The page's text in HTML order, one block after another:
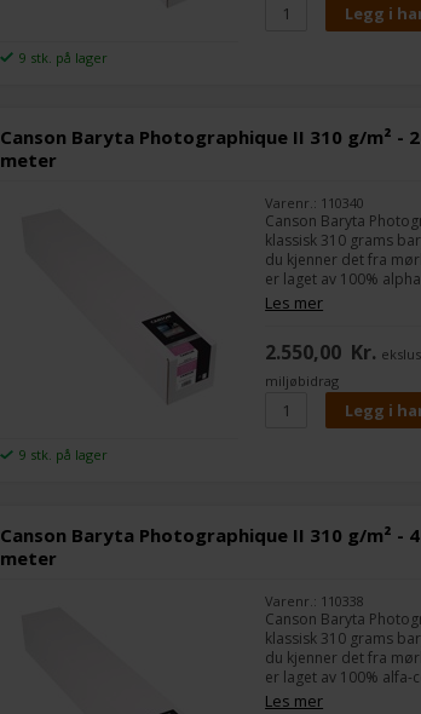
9 stk. på lager
Canson Baryta Photographique II 310 g/m² -
meter
9 stk. på lager
Varenr.: 110340
Canson Baryta
klassisk 310 grams
du kjenner det fra
er laget av 100%
har en myk struktur.
barytpapir, er det
selvfølgelig også lage
fargebilder.
Les mer
2.550,00 Kr.
miljøbidrag
Canson Baryta Photographique II 310 g/m² -
meter
Varenr.: 110338
Canson Baryta
klassisk 310 grams
du kjenner det fra
er laget av 100% alfa-
en myk struktur. Som
Les mer